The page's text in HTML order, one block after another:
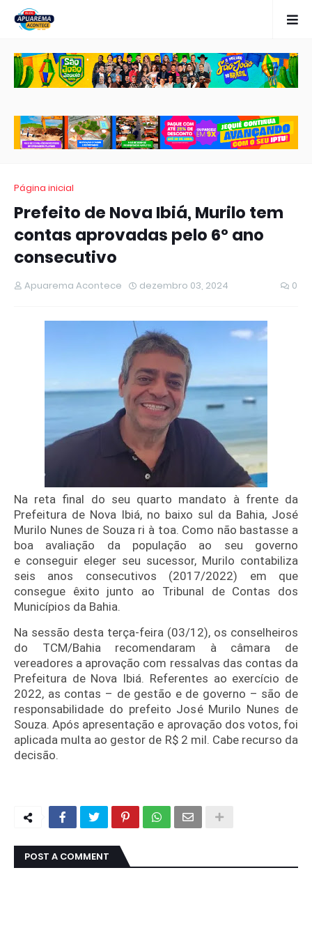
Página inicial
Prefeito de Nova Ibiá, Murilo tem
contas aprovadas pelo 6º ano
consecutivo
Apuarema Acontece dezembro 03, 2024 0
Na reta final do seu quarto mandato à frente da
Prefeitura de Nova Ibiá, no baixo sul da Bahia, José
Murilo Nunes de Souza ri à toa. Como não bastasse a
boa avaliação da população ao seu governo
e conseguir eleger seu sucessor, Murilo contabiliza
seis anos consecutivos (2017/2022) em que
consegue êxito junto ao Tribunal de Contas dos
Municípios da Bahia.
Na sessão desta terça-feira (03/12), os conselheiros
do TCM/Bahia recomendaram à câmara de
vereadores a aprovação com ressalvas das contas da
Prefeitura de Nova Ibiá. Referentes ao exercício de
2022, as contas – de gestão e de governo – são de
responsabilidade do prefeito José Murilo Nunes de
Souza. Após apresentação e aprovação dos votos, foi
aplicada multa ao gestor de R$ 2 mil. Cabe recurso da
decisão.
POST A COMMENT